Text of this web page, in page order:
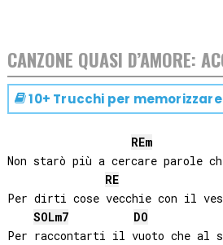
CANZONE QUASI D’AMORE:
10+ Trucchi per
REm
Non starò più a cercare parole
RE
Per dirti cose vecchie con il
SOLm7 DO
Per raccontarti il vuoto che al